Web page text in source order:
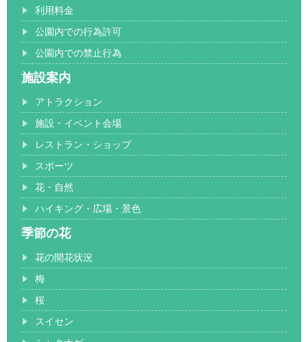
利用料金
公園内での行為許可
公園内での禁止行為
施設案内
アトラクション
施設・イベント会場
レストラン・ショップ
スポーツ
花・自然
ハイキング・広場・景色
季節の花
花の開花状況
梅
桜
スイセン